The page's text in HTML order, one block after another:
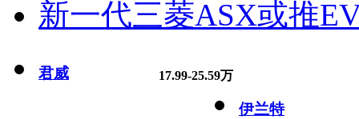
新一代三菱ASX或推
君威 17.99-25.59万
伊兰特